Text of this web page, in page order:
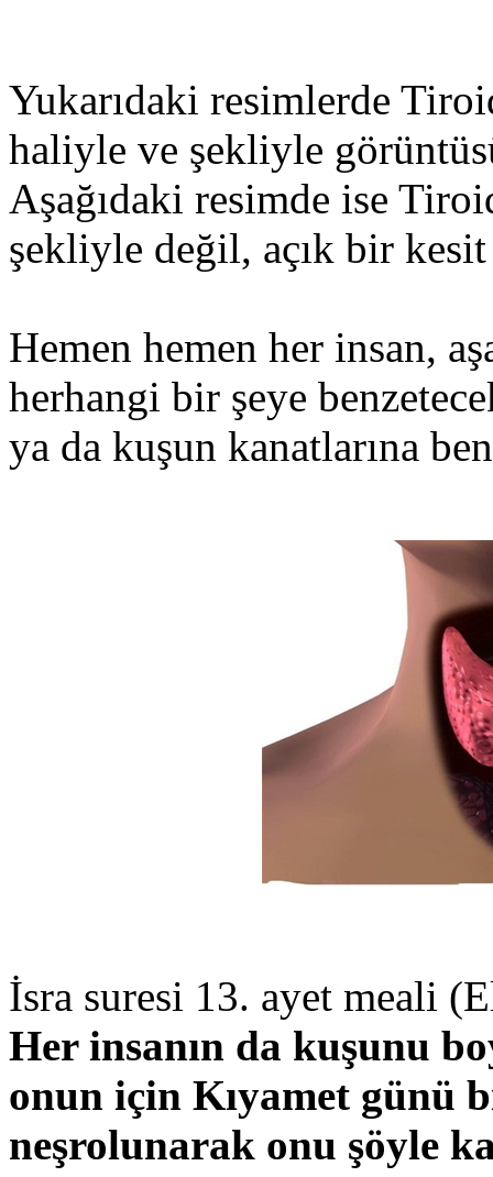
Yukarıdaki resimlerde
haliyle ve şekliyle
Aşağıdaki resimde ise
şekliyle değil, açık bir
Hemen hemen her insan,
herhangi bir şeye
ya da kuşun kanatlarına
İsra suresi 13. ayet meali
Her insanın da kuşunu
onun için Kıyamet günü
neşrolunarak onu şöyle